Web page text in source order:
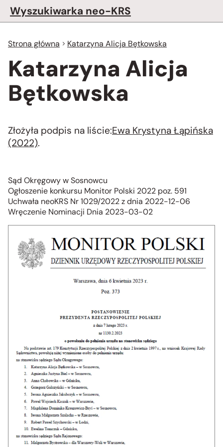
Wyszukiwarka neo-KRS
Strona główna Katarzyna Alicja Bętkowska
Katarzyna Alicja
Bętkowska
Złożyła podpis na liście:Ewa Krystyna Łąpińska
(2022).
Sąd Okręgowy w Sosnowcu
Ogłoszenie konkursu Monitor Polski 2022 poz. 591
Uchwała neoKRS Nr 1029/2022 z dnia 2022-12-06
Wręczenie Nominacji Dnia 2023-03-02